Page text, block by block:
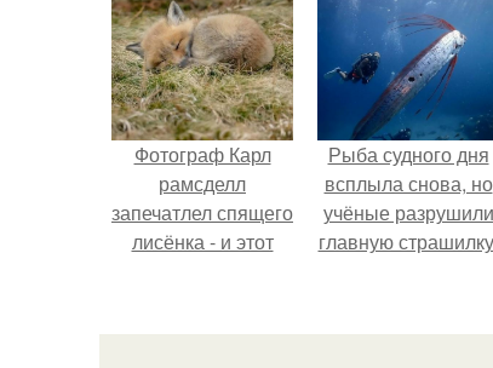
Фотограф Карл
рамсделл
запечатлел спящего
лисёнка - и этот
самое суровое
Рыба судного дня
всплыла снова, но
учёные разрушили
главную